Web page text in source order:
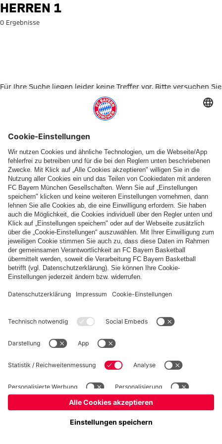
Suche: Herren 1
HERREN 1
0 Ergebnisse
Für Ihre Suche liegen leider keine Treffer vor. Bitte versuchen Sie
Zur Startseite
Basketball Frauen Handball Schach Schiedsrichter
Seniorenfußball
Tischtennis
Impressum Datenschutz Nutzungsbedingungen Barrierefreiheit